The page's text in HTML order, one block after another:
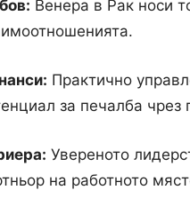
Венера в Рак носи
Практично
за печалба чрез
Увереното
на работното